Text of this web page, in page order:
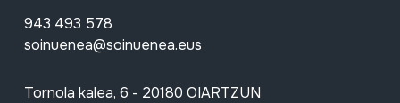
943 493 578
soinuenea@soinuenea.eus
Tornola kalea, 6 - 20180 OIARTZUN